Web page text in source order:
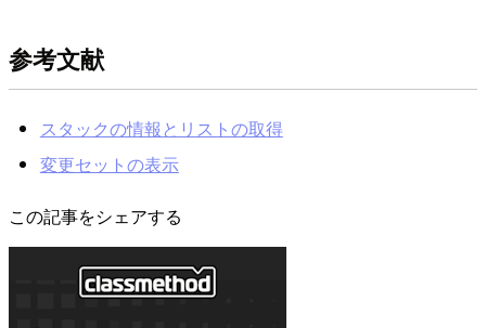
参考文献
スタックの情報とリストの取得
変更セットの表示
この記事をシェアする